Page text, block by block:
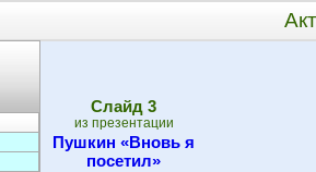
Cлайд 3
из презентации
Пушкин «Вновь я
посетил»